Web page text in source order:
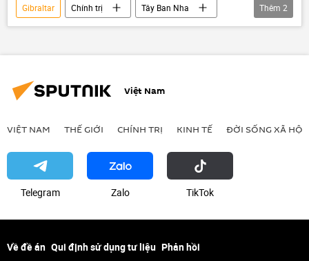
Gibraltar Chính trị
Tây Ban Nha
Anh
Philip Hammond
Thêm 2
Việt Nam
VIỆT NAM THẾ GIỚI CHÍNH TRỊ KINH TẾ ĐỜI SỐNG XÃ HỘI
Telegram Zalo ТikТоk
Về đề án Qui định sử dụng tư liệu Phản hồi